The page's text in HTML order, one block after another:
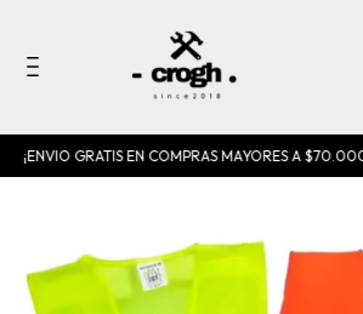
¡ENVIO GRATIS EN COMPRAS MAYORES A $70.000!